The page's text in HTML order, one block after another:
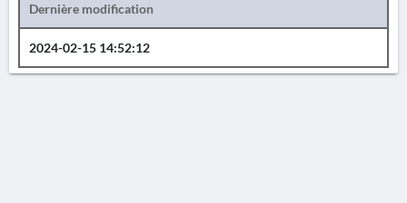
Dernière modification
2024-02-15 14:52:12